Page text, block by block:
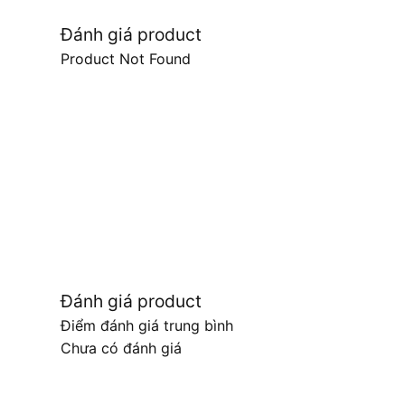
Đánh giá product
Product Not Found
Đánh giá product
Điểm đánh giá trung bình
Chưa có đánh giá